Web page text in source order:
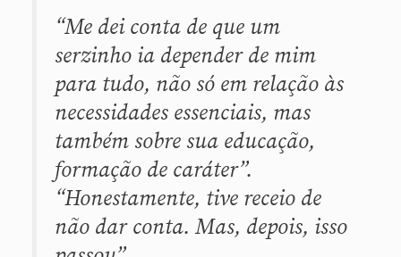
“Me dei conta de que um
serzinho ia depender de mim
para tudo, não só em relação às
necessidades essenciais, mas
também sobre sua educação,
formação de caráter”.
“Honestamente, tive receio de
não dar conta. Mas, depois, isso